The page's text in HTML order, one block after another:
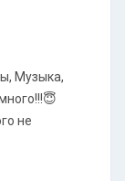
Музыка,
не